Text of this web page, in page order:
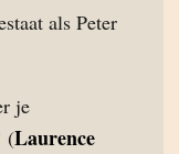
als Peter
je
(Laurence